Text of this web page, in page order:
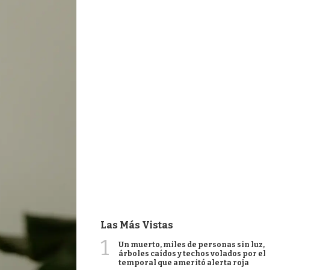
Las Más Vistas
1
Un muerto, miles de personas sin luz,
árboles caídos y techos volados por el
temporal que ameritó alerta roja